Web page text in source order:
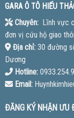
GARA Ô TÔ HIẾU
Chuyên:Lĩnh vực
đơn vị cứu hộ giao
Địa chỉ:30 đường
Dương
Hotline:
Email:
ĐĂNG KÝ NHẬN ƯU